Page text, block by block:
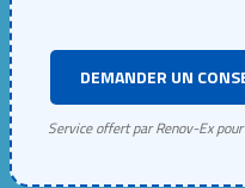
DEMANDER UN
Service offert par Renov-Ex